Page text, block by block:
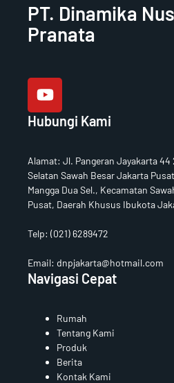
PT. Dinamika
Pranata
o
u
t
u
e
Hubungi Kami
Alamat: Jl. Pangeran Jayakarta 44
Selatan Sawah Besar Jakarta
Mangga Dua Sel., Kecamatan
Pusat, Daerah Khusus Ibukota
Telp: (021) 6289472
Email: dnpjakarta@hotmail.com
Navigasi Cepat
Rumah
Tentang Kami
Produk
Berita
Kontak Kami